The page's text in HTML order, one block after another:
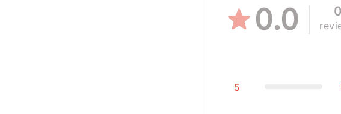
0.0 0
5